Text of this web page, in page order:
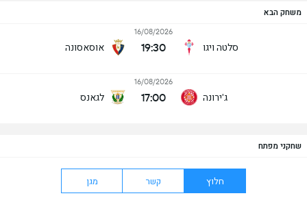
משחק הבא
סלטה ויגו
16/08/2026
19:30 אוסאסונה
ג'ירונה
16/08/2026
17:00 לגאנס
שחקני מפתח
חלוץ קשר מגן